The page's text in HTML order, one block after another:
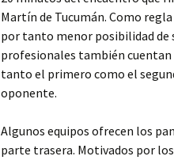
Martín de Tucumán. Como
por tanto menor posibilidad de
profesionales también cuentan
tanto el primero como el
oponente.
Algunos equipos ofrecen los
parte trasera. Motivados por